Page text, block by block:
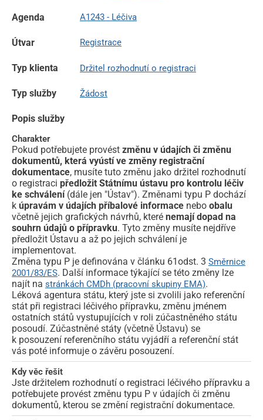
Agenda A1243 - Léčiva
Útvar Registrace
Typ klienta Držitel rozhodnutí o registraci
Typ služby Žádost
Popis služby
Charakter
Pokud potřebujete provést změnu v údajích či změnu
dokumentů, která vyústí ve změny registrační
dokumentace, musíte tuto změnu jako držitel rozhodnutí
o registraci předložit Státnímu ústavu pro kontrolu léčiv
ke schválení (dále jen "Ústav"). Změnami typu P dochází
k úpravám v údajích příbalové informace nebo obalu
včetně jejich grafických návrhů, které nemají dopad na
souhrn údajů o přípravku. Tyto změny musíte nejdříve
předložit Ústavu a až po jejich schválení je
implementovat.
Změna typu P je definována v článku 61odst. 3 Směrnice
2001/83/ES. Další informace týkající se této změny lze
najít na stránkách CMDh (pracovní skupiny EMA).
Léková agentura státu, který jste si zvolili jako referenční
stát při registraci léčivého přípravku, změnu jménem
ostatních států vystupujících v roli zúčastněného státu
posoudí. Zúčastněné státy (včetně Ústavu) se
k posouzení referenčního státu vyjádří a referenční stát
vás poté informuje o závěru posouzení.
Kdy věc řešit
Jste držitelem rozhodnutí o registraci léčivého přípravku a
potřebujete provést změnu typu P v údajích či změnu
dokumentů, kterou se změní registrační dokumentace.